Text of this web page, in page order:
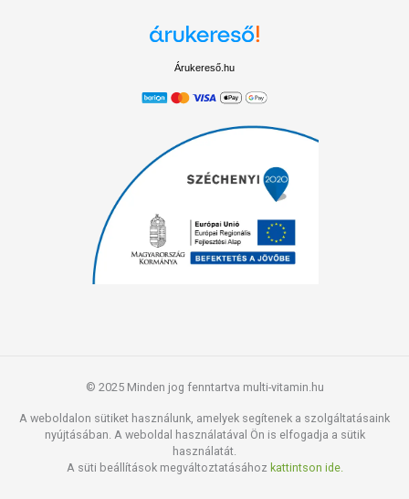
Árukereső.hu
© 2025 Minden jog fenntartva multi-vitamin.hu
A weboldalon sütiket használunk, amelyek segítenek a szolgáltatásaink
nyújtásában. A weboldal használatával Ön is elfogadja a sütik
használatát.
A süti beállítások megváltoztatásához kattintson ide.